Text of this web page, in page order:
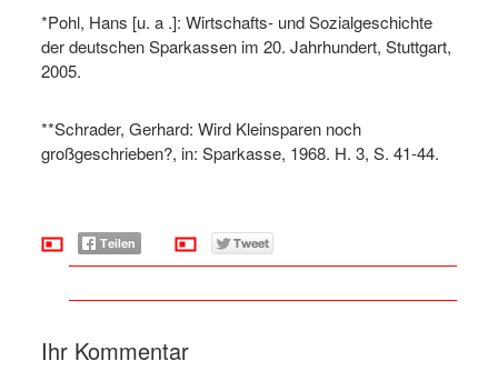
*Pohl, Hans [u. a .]: Wirtschafts- und Sozialgeschichte
der deutschen Sparkassen im 20. Jahrhundert, Stuttgart,
2005.
**Schrader, Gerhard: Wird Kleinsparen noch
großgeschrieben?, in: Sparkasse, 1968. H. 3, S. 41-44.
Ihr Kommentar